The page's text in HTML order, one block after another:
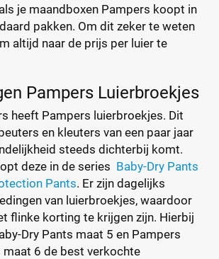
(0)
(0)
(0)
Reset
je maandboxen Pampers koopt in
pakken. Om dit zeker te weten
altijd naar de prijs per luier te
Pampers Luierbroekjes
heeft Pampers luierbroekjes. Dit
en kleuters van een paar jaar
steeds dichterbij komt.
deze in de series Baby-Dry Pants
Pants. Er zijn dagelijks
van luierbroekjes, waardoor
flinke korting te krijgen zijn. Hierbij
Dry Pants maat 5 en Pampers
maat 6 de best verkochte